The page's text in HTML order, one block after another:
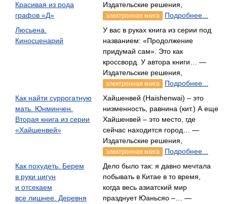
Красивая из рода
графов «Д»
Издательские решения,
электронная книга
Подробнее...
Люсьена.
Киносценарий
У вас в руках книга из серии под
названием: «Продолжение
придумай сам». Это как
кроссворд. У автора книги… —
Издательские решения,
электронная книга
Подробнее...
Как найти суррогатную
мать. Юнминчен.
Вторая книга из серии
«Хайшенвей»
Хайшенвей (Haishenwai) – это
низменность, равнина (кит.) А еще
Хайшенвей – это место, где
сейчас находится город… —
Издательские решения,
электронная книга
Подробнее...
Как похудеть. Берем
в руки цигун
и отсекаем
все лишнее. Деревня
Дело было так: я давно мечтала
побывать в Китае в то время,
когда весь азиатский мир
празднует Юаньсяо –… —